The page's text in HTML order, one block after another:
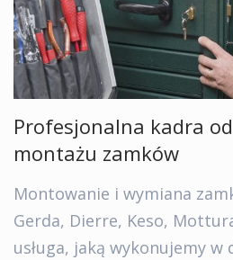
Profesjonalna kadra
montażu zamków
Montowanie i wymiana
Gerda, Dierre, Keso,
usługa, jaką wykonujemy